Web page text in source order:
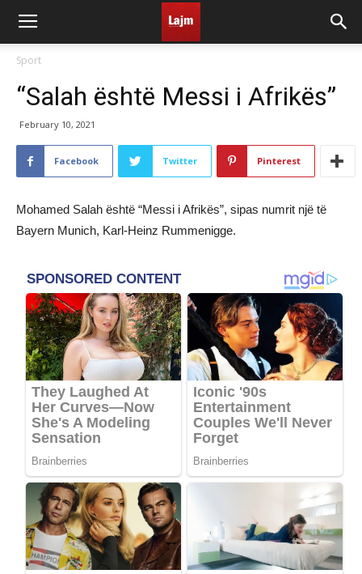
Sport
“Salah është Messi i Afrikës”
February 10, 2021
Facebook Twitter Pinterest
Mohamed Salah është “Messi i Afrikës”, sipas numrit një të
Bayern Munich, Karl-Heinz Rummenigge.